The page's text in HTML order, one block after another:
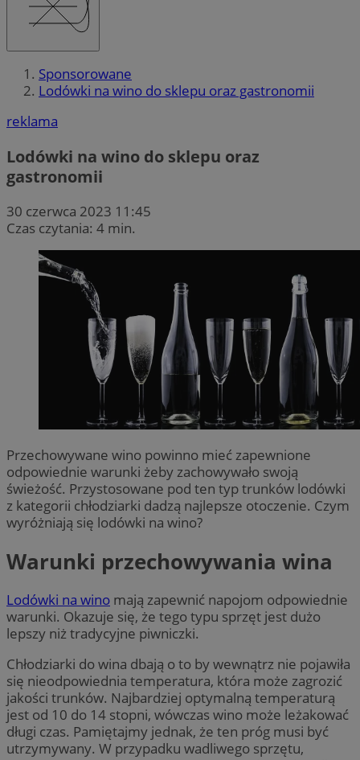
Sponsorowane
Lodówki na wino do sklepu oraz gastronomii
reklama
Lodówki na wino do sklepu oraz
gastronomii
30 czerwca 2023 11:45
Czas czytania: 4 min.
Przechowywane wino powinno mieć zapewnione
odpowiednie warunki żeby zachowywało swoją
świeżość. Przystosowane pod ten typ trunków lodówki
z kategorii chłodziarki dadzą najlepsze otoczenie. Czym
wyróżniają się lodówki na wino?
Warunki przechowywania wina
Lodówki na wino mają zapewnić napojom odpowiednie
warunki. Okazuje się, że tego typu sprzęt jest dużo
lepszy niż tradycyjne piwniczki.
Chłodziarki do wina dbają o to by wewnątrz nie pojawiła
się nieodpowiednia temperatura, która może zagrozić
jakości trunków. Najbardziej optymalną temperaturą
jest od 10 do 14 stopni, wówczas wino może leżakować
długi czas. Pamiętajmy jednak, że ten próg musi być
utrzymywany. W przypadku wadliwego sprzętu,